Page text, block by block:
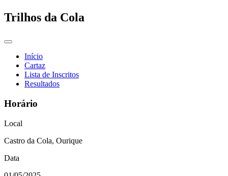
Trilhos da Cola
Início
Cartaz
Lista de Inscritos
Resultados
Horário
Local
Castro da Cola, Ourique
Data